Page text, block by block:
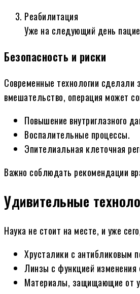
Реабилитация
Уже на следующий день
Безопасность и риски
Современные технологии сделали
вмешательство, операция может
Повышение внутриглазного
Воспалительные процессы.
Эпителиальная клеточная
Важно соблюдать рекомендации
Удивительные
Наука не стоит на месте, и уже
Хрусталики с антибликовым
Линзы с функцией изменения
Материалы, защищающие от